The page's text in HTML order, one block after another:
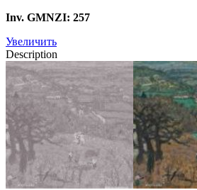
Inv. GMNZI: 257
Увеличить
Description